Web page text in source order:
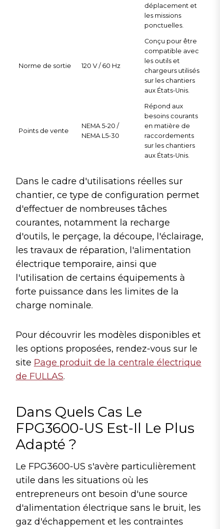
déplacement et
les missions
ponctuelles.
Norme de sortie 120 V / 60 Hz
Conçu pour être
compatible avec
les outils et
chargeurs utilisés
sur les chantiers
aux États-Unis.
Points de vente
NEMA 5-20 /
NEMA L5-30
Répond aux
besoins courants
en matière de
raccordements
sur les chantiers
aux États-Unis.
Dans le cadre d'utilisations réelles sur
chantier, ce type de configuration permet
d'effectuer de nombreuses tâches
courantes, notamment la recharge
d'outils, le perçage, la découpe, l'éclairage,
les travaux de réparation, l'alimentation
électrique temporaire, ainsi que
l'utilisation de certains équipements à
forte puissance dans les limites de la
charge nominale.
Pour découvrir les modèles disponibles et
les options proposées, rendez-vous sur le
site Page produit de la centrale électrique
de FULLAS.
Dans Quels Cas Le
FPG3600-US Est-Il Le Plus
Adapté ?
Le FPG3600-US s'avère particulièrement
utile dans les situations où les
entrepreneurs ont besoin d'une source
d'alimentation électrique sans le bruit, les
gaz d'échappement et les contraintes